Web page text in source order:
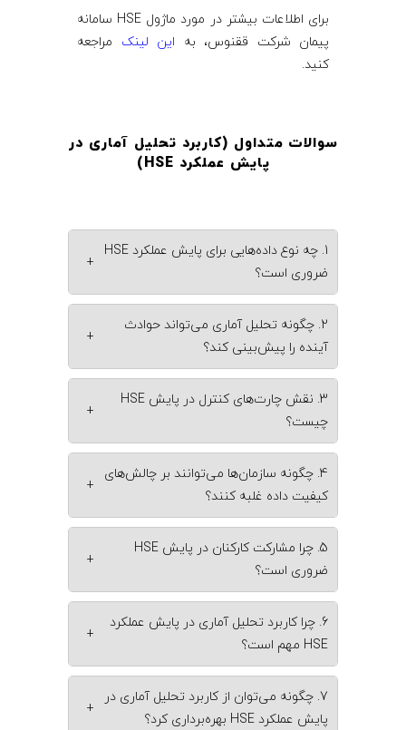
برای اطلاعات بیشتر در مورد ماژول HSE سامانه
پیمان شرکت ققنوس، به این لینک مراجعه
کنید.
سوالات متداول (کاربرد تحلیل آماری در
پایش عملکرد HSE)
1. چه نوع داده‌هایی برای پایش عملکرد HSE
ضروری است؟
+
2. چگونه تحلیل آماری می‌تواند حوادث
آینده را پیش‌بینی کند؟
+
3. نقش چارت‌های کنترل در پایش HSE
چیست؟
+
4. چگونه سازمان‌ها می‌توانند بر چالش‌های
کیفیت داده غلبه کنند؟
+
5. چرا مشارکت کارکنان در پایش HSE
ضروری است؟
+
6. چرا کاربرد تحلیل آماری در پایش عملکرد
HSE مهم است؟
+
7. چگونه می‌توان از کاربرد تحلیل آماری در
پایش عملکرد HSE بهره‌برداری کرد؟
+